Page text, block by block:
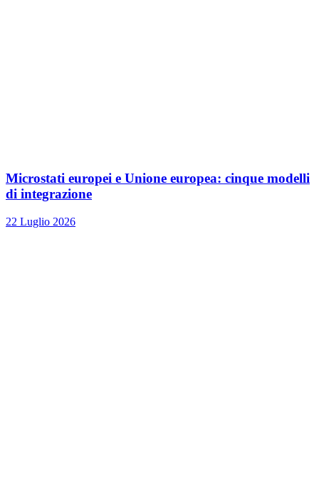
Microstati europei e Unione europea: cinque modelli
di integrazione
22 Luglio 2026